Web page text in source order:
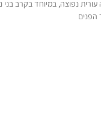
נפוצה, במיוחד בקרב
הפנים